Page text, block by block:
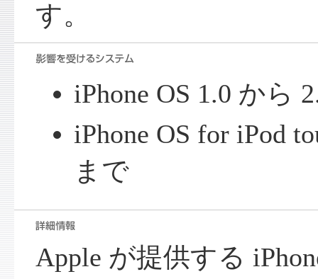
す。
iPhone OS 1.0 から
iPhone OS for iPod
まで
Apple が提供する